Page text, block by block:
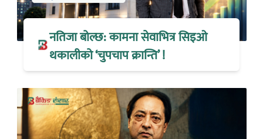
नतिजा बोल्छ: कामना सेवाभित्र सिइओ
थकालीको ‘चुपचाप क्रान्ति’ !